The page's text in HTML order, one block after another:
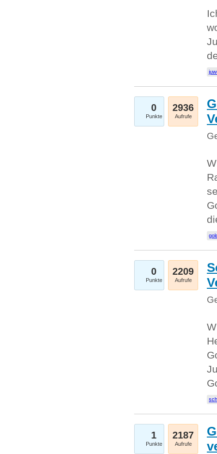
0
Punkte
2936
Aufrufe
0
Punkte
2209
Aufrufe
1
Punkte
2187
Aufrufe